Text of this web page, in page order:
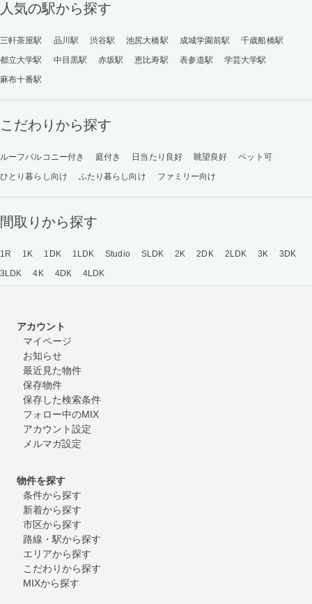
人気の駅から探す
三軒茶屋駅 品川駅 渋谷駅 池尻大橋駅 成城学園前駅
千歳船橋駅
都立大学駅
中目黒駅 赤坂駅 恵比寿駅 表参道駅
学芸大学駅
麻布十番駅
こだわりから探す
ルーフバルコニー付き 庭付き 日当たり良好 眺望良好
ペット可
ひとり暮らし向け
ふたり暮らし向け ファミリー向け
間取りから探す
1R 1K 1DK 1LDK Studio SLDK 2K 2DK 2LDK 3K
3DK
3LDK
4K 4DK 4LDK
アカウント
マイページ
お知らせ
最近見た物件
保存物件
保存した検索条件
フォロー中のMIX
アカウント設定
メルマガ設定
物件を探す
条件から探す
新着から探す
市区から探す
路線・駅から探す
エリアから探す
こだわりから探す
MIXから探す